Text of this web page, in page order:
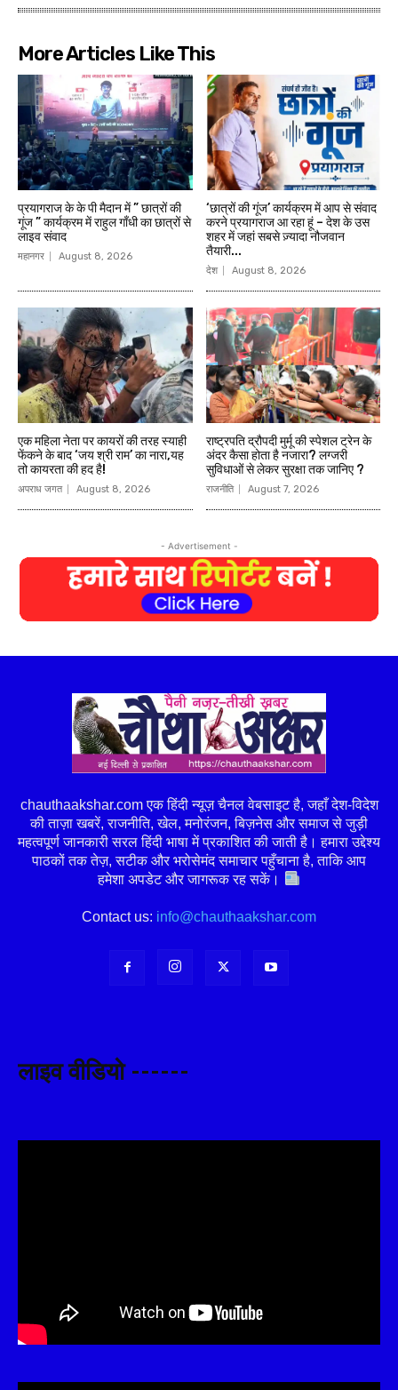
More Articles Like This
प्रयागराज के के पी मैदान में ” छात्रों की
गूंज ” कार्यक्रम में राहुल गाँधी का छात्रों से
लाइव संवाद
महानगर August 8, 2026
‘छात्रों की गूंज’ कार्यक्रम में आप से संवाद
करने प्रयागराज आ रहा हूं – देश के उस
शहर में जहां सबसे ज़्यादा नौजवान
तैयारी...
देश August 8, 2026
एक महिला नेता पर कायरों की तरह स्याही
फेंकने के बाद ‘जय श्री राम’ का नारा,यह
तो कायरता की हद है!
अपराध जगत August 8, 2026
राष्ट्रपति द्रौपदी मुर्मू की स्पेशल ट्रेन के
अंदर कैसा होता है नजारा? लग्जरी
सुविधाओं से लेकर सुरक्षा तक जानिए ?
राजनीति August 7, 2026
- Advertisement -
chauthaakshar.com एक हिंदी न्यूज़ चैनल वेबसाइट है, जहाँ देश-विदेश
की ताज़ा खबरें, राजनीति, खेल, मनोरंजन, बिज़नेस और समाज से जुड़ी
महत्वपूर्ण जानकारी सरल हिंदी भाषा में प्रकाशित की जाती है। हमारा उद्देश्य
पाठकों तक तेज़, सटीक और भरोसेमंद समाचार पहुँचाना है, ताकि आप
हमेशा अपडेट और जागरूक रह सकें।
Contact us: info@chauthaakshar.com
लाइव वीडियो ------